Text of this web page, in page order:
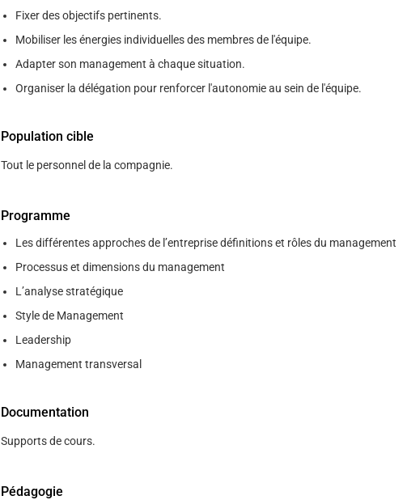
Fixer des objectifs pertinents.
Mobiliser les énergies individuelles des membres de l'équipe.
Adapter son management à chaque situation.
Organiser la délégation pour renforcer l'autonomie au sein de l'équipe.
Population cible
Tout le personnel de la compagnie.
Programme
Les différentes approches de l’entreprise définitions et rôles du management
Processus et dimensions du management
L’analyse stratégique
Style de Management
Leadership
Management transversal
Documentation
Supports de cours.
Pédagogie